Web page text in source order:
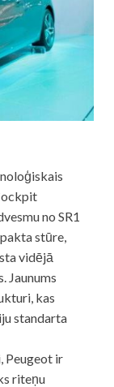
no SR1
stūre,
vidējā
Jaunums
kas
standarta
Peugeot ir
riteņu